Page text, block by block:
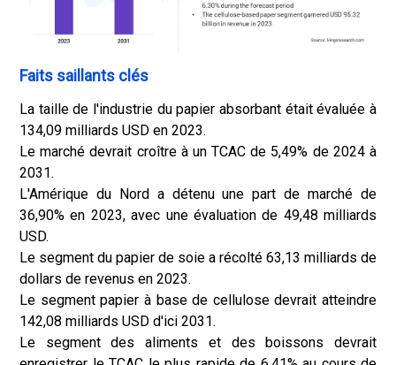
Faits saillants clés
La taille de l'industrie du papier absorbant était évaluée à
134,09 milliards USD en 2023.
Le marché devrait croître à un TCAC de 5,49% de 2024 à
2031.
L'Amérique du Nord a détenu une part de marché de
36,90% en 2023, avec une évaluation de 49,48 milliards
USD.
Le segment du papier de soie a récolté 63,13 milliards de
dollars de revenus en 2023.
Le segment papier à base de cellulose devrait atteindre
142,08 milliards USD d'ici 2031.
Le segment des aliments et des boissons devrait